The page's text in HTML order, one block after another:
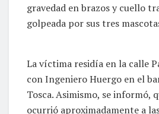
gravedad en brazos y cuello
golpeada por sus tres
La víctima residía en la calle
con Ingeniero Huergo en el
Tosca. Asimismo, se informó,
ocurrió aproximadamente a